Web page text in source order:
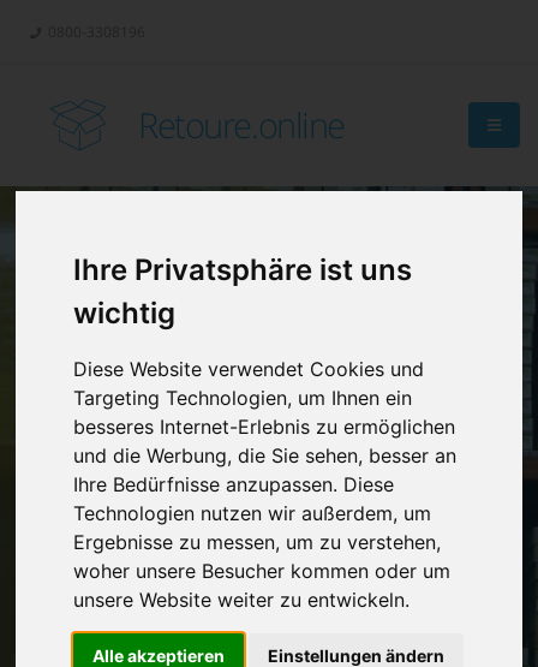
Ihre Privatsphäre ist uns
wichtig
Diese Website verwendet Cookies und
Targeting Technologien, um Ihnen ein
besseres Internet-Erlebnis zu ermöglichen
und die Werbung, die Sie sehen, besser an
Ihre Bedürfnisse anzupassen. Diese
Technologien nutzen wir außerdem, um
Ergebnisse zu messen, um zu verstehen,
woher unsere Besucher kommen oder um
unsere Website weiter zu entwickeln.
Alle akzeptieren Einstellungen ändern
Retoure.online
Retouren-
Management?
Vereinbaren Sie einenRückruf
Hinterlassen Sie uns gern eine persönliche Nachricht.